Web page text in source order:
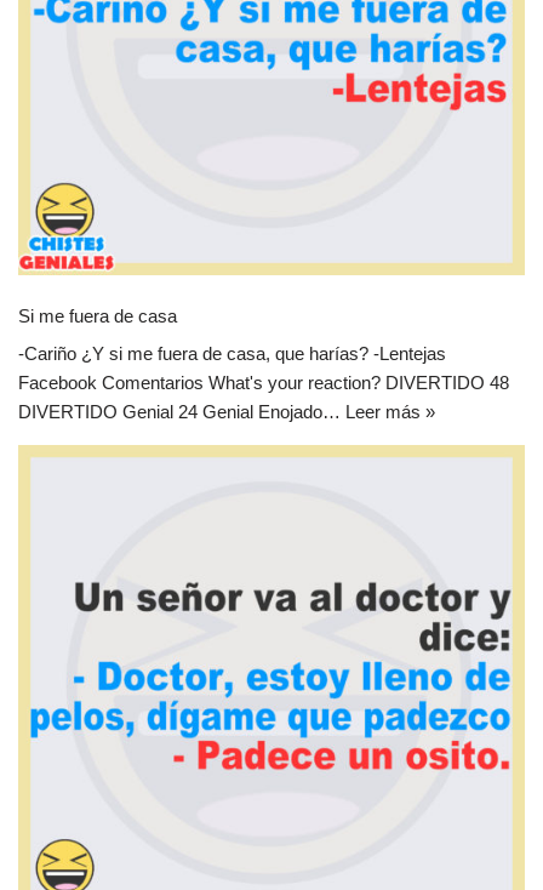
Si me fuera de casa
-Cariño ¿Y si me fuera de casa, que harías? -Lentejas
Facebook Comentarios What's your reaction? DIVERTIDO 48
DIVERTIDO Genial 24 Genial Enojado… Leer más »